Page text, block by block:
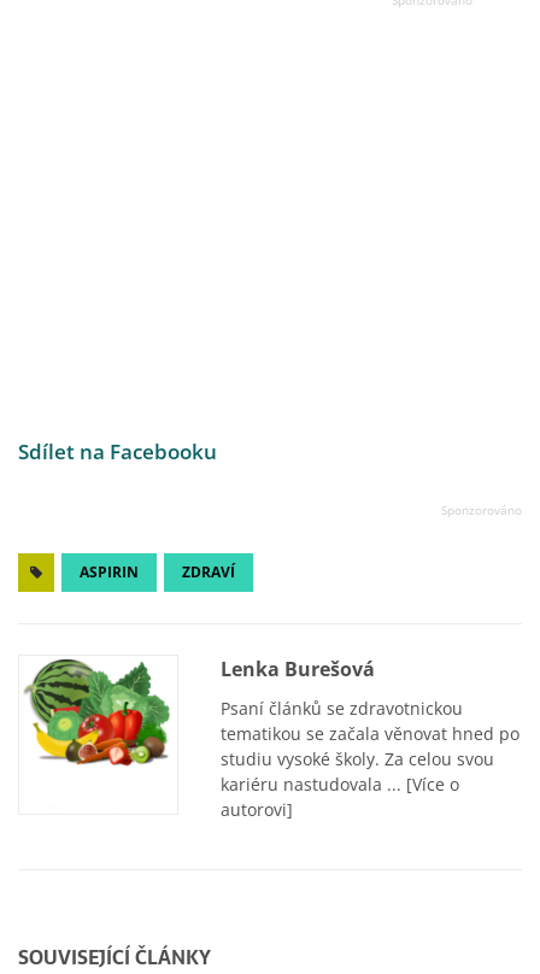
Sdílet na Facebooku
ASPIRIN ZDRAVÍ
Lenka Burešová
Psaní článků se zdravotnickou
tematikou se začala věnovat hned po
studiu vysoké školy. Za celou svou
kariéru nastudovala ... [Více o
autorovi]
SOUVISEJÍCÍ ČLÁNKY